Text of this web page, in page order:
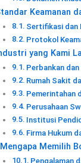
Keamanan
Sertifikasi dan
Protokol
yang Kami
Perbankan dan
Rumah Sakit
Pemerintahan
Perusahaan
Institusi
Firma Hukum
Mengapa Memilih
Pengalaman